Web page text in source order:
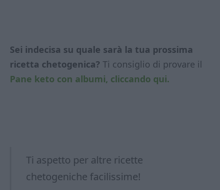
Sei indecisa su quale sarà la tua prossima
ricetta chetogenica? Ti consiglio di provare il
Pane keto con albumi, cliccando qui.
Ti aspetto per altre ricette
chetogeniche facilissime!